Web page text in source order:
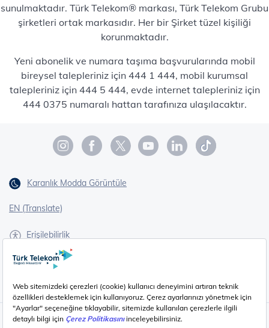
sunulmaktadır. Türk Telekom® markası, Türk Telekom Grubu
şirketleri ortak markasıdır. Her bir Şirket tüzel kişiliği
korunmaktadır.
Yeni abonelik ve numara taşıma başvurularında mobil
bireysel talepleriniz için 444 1 444, mobil kurumsal
talepleriniz için 444 5 444, evde internet talepleriniz için
444 0375 numaralı hattan tarafınıza ulaşılacaktır.
Karanlık Modda Görüntüle
EN (Translate)
Erişilebilirlik
İşaret Dili Çevirisi